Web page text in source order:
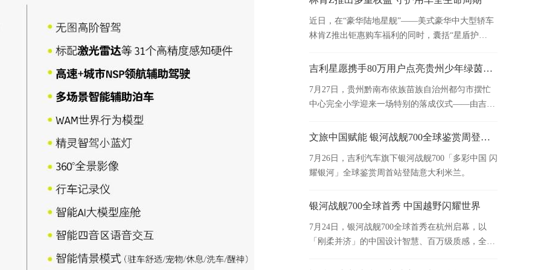
近日，在“豪华陆地星舰”——美式豪华中大型轿车
林肯Z推出钜惠购车福利的同时，囊括“星盾护
与升级服务也已同步上线。
吉利星愿携手80万用户点亮贵州少年绿茵梦！“我们的星愿”第二季圆满收官
7月27日，贵州黔南布依族苗族自治州都匀市摆忙
中心完全小学迎来一场特别的落成仪式——由吉利
的星愿”圆梦计划第二季圆满收官。
文旅中国赋能 银河战舰700全球鉴赏周登陆米兰
7月26日，吉利汽车旗下银河战舰700「多彩中国 闪
耀银河」全球鉴赏周首站登陆意大利米兰。
银河战舰700全球首秀 中国越野闪耀世界
7月24日，银河战舰700全球首秀在杭州启幕，以
「刚柔并济」的中国设计智慧、百万级质感，全面